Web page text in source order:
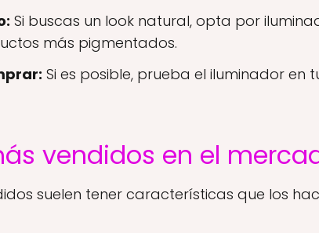
Si buscas un look natural, opta por
más pigmentados.
Si es posible, prueba el iluminador
vendidos en el
suelen tener características que los